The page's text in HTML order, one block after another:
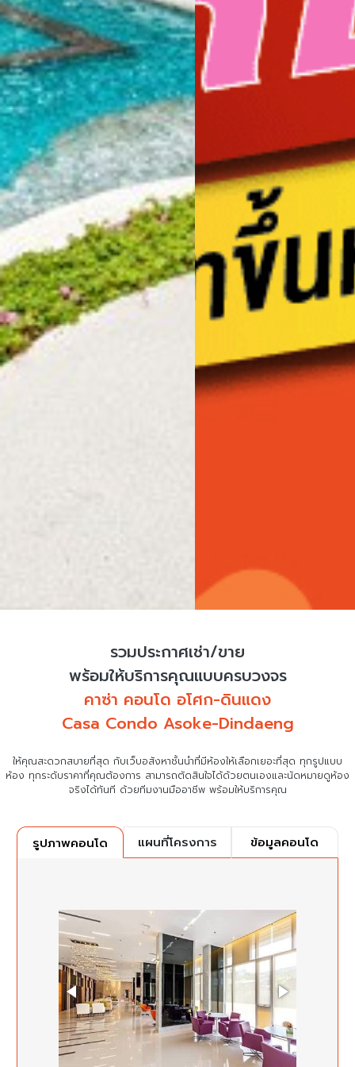
รวมประกาศเช่า/ขาย
พร้อมให้บริการคุณแบบครบวงจร
คาซ่า คอนโด อโศก-ดินแดง
Casa Condo Asoke-Dindaeng
ให้คุณสะดวกสบายที่สุด กับเว็บอสังหาชั้นนำที่มีห้องให้เลือกเยอะที่สุด ทุกรูปแบบ
ห้อง ทุกระดับราคาที่คุณต้องการ สามารถตัดสินใจได้ด้วยตนเองและนัดหมายดูห้อง
จริงได้ทันที ด้วยทีมงานมืออาชีพ พร้อมให้บริการคุณ
รูปภาพคอนโด แผนที่โครงการ ข้อมูลคอนโด